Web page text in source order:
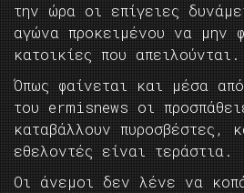
την ώρα οι επίγειες
αγώνα προκειμένου να μην
κατοικίες που απειλούνται.
Όπως φαίνεται και μέσα
του ermisnews οι
καταβάλλουν πυροσβέστες,
εθελοντές είναι τεράστια.
Οι άνεμοι δεν λένε να